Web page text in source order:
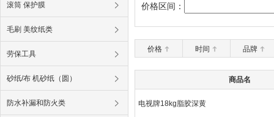
滚筒 保护膜
毛刷 美纹纸类
劳保工具
砂纸/布 机砂纸（圆）
防水补漏和防火类
价格区间：
价格 时间 品牌
商品名
电视牌18kg脂胶深黄